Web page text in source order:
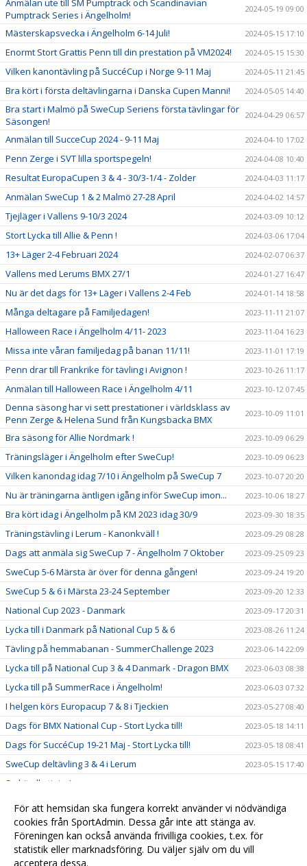
Anmälan ute till SM Pumptrack och Scandinavian
Pumptrack Series i Ängelholm!
2024-05-19 09:00
Mästerskapsvecka i Ängelholm 6-14 Juli! 2024-05-15 17:10
Enormt Stort Grattis Penn till din prestation på VM2024! 2024-05-15 15:30
Vilken kanontävling på SuccéCup i Norge 9-11 Maj 2024-05-11 21:45
Bra kört i första deltävlingarna i Danska Cupen Manni! 2024-05-05 14:40
Bra start i Malmö på SweCup Seriens första tävlingar för
Säsongen!
2024-04-29 06:57
Anmälan till SucceCup 2024 - 9-11 Maj 2024-04-10 17:02
Penn Zerge i SVT lilla sportspegeln! 2024-04-08 10:40
Resultat EuropaCupen 3 & 4 - 30/3-1/4 - Zolder 2024-04-03 11:17
Anmälan SweCup 1 & 2 Malmö 27-28 April 2024-04-02 14:57
Tjejläger i Vallens 9-10/3 2024 2024-03-09 10:12
Stort Lycka till Allie & Penn ! 2024-03-06 17:04
13+ Läger 2-4 Februari 2024 2024-02-07 06:37
Vallens med Lerums BMX 27/1 2024-01-27 16:47
Nu är det dags för 13+ Läger i Vallens 2-4 Feb 2024-01-14 18:58
Många deltagare på Familjedagen! 2023-11-11 21:07
Halloween Race i Ängelholm 4/11- 2023 2023-11-04 16:23
Missa inte våran familjedag på banan 11/11! 2023-11-01 17:19
Penn drar till Frankrike för tävling i Avignon ! 2023-10-26 11:17
Anmälan till Halloween Race i Ängelholm 4/11 2023-10-12 07:45
Denna säsong har vi sett prestationer i världsklass av
Penn Zerge & Helena Sund från Kungsbacka BMX
2023-10-09 11:01
Bra säsong för Allie Nordmark ! 2023-10-09 06:29
Träningsläger i Ängelholm efter SweCup! 2023-10-09 06:23
Vilken kanondag idag 7/10 i Ängelholm på SweCup 7 2023-10-07 20:20
Nu är träningarna äntligen igång inför SweCup imon... 2023-10-06 18:27
Bra kört idag i Ängelholm på KM 2023 idag 30/9 2023-09-30 18:35
Träningstävling i Lerum - Kanonkväll ! 2023-09-29 08:28
Dags att anmäla sig SweCup 7 - Ängelholm 7 Oktober 2023-09-25 09:23
SweCup 5-6 Märsta är över för denna gången! 2023-09-24 19:20
SweCup 5 & 6 i Märsta 23-24 September 2023-09-20 12:33
National Cup 2023 - Danmark 2023-09-17 20:31
Lycka till i Danmark på National Cup 5 & 6 2023-08-26 11:24
Tävling på hemmabanan - SummerChallenge 2023 2023-06-14 22:09
Lycka till på National Cup 3 & 4 Danmark - Dragon BMX 2023-06-03 08:38
Lycka till på SummerRace i Ängelholm! 2023-06-03 07:32
I helgen körs Europacup 7 & 8 i Tjeckien 2023-05-27 08:40
Dags för BMX National Cup - Stort Lycka till! 2023-05-18 14:11
Dags för SuccéCup 19-21 Maj - Stort Lycka till! 2023-05-18 08:41
SweCup deltävling 3 & 4 i Lerum 2023-05-15 17:40
Se hit alla tjejer!
Härlig tävlingshelg för Kungsbacka BMX 2023-05-01 08:00
Tävlingskalender 2023 2023-01-25 12:32
Nu börjar vi använda sportadmin 2022-09-30 19:29
För att hemsidan ska fungera korrekt använder vi nödvändiga
cookies från SportAdmin. Dessa går inte att stänga av.
Föreningen kan också använda frivilliga cookies, t.ex. för
statistik eller marknadsföring. Du väljer själv om du vill
acceptera dessa.